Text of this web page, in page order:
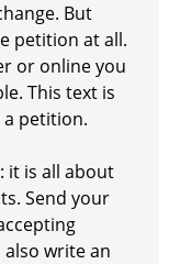
But
petition at all.
or online you
This text is
petition.
it is all about
Send your
write an